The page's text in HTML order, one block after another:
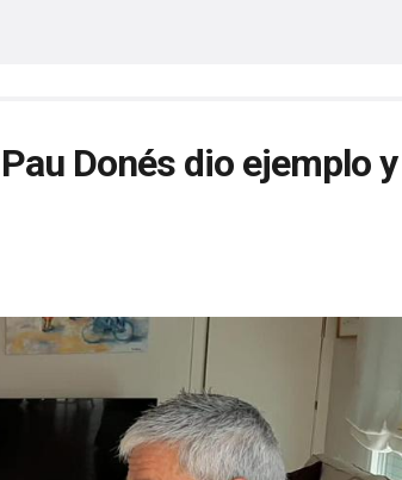
Donés dio ejemplo